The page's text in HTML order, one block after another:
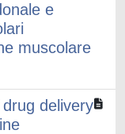
e
muscolare
delivery